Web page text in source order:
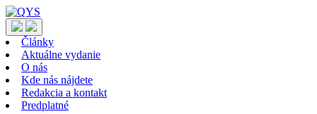
Články
Aktuálne vydanie
O nás
Kde nás nájdete
Redakcia a kontakt
Predplatné